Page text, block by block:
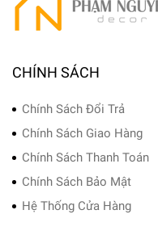
CHÍNH SÁCH
Chính Sách Đổi Trả
Chính Sách Giao Hàng
Chính Sách Thanh Toán
Chính Sách Bảo Mật
Hệ Thống Cửa Hàng